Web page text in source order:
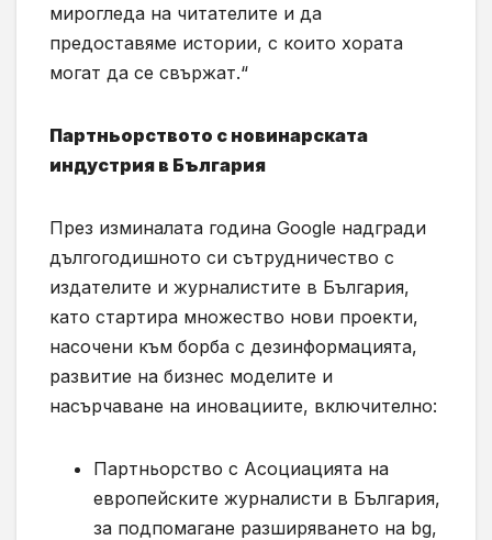
мирогледа на читателите и да
предоставяме истории, с които хората
могат да се свържат.“
Партньорството с новинарската
индустрия в България
През изминалата година Google надгради
дългогодишното си сътрудничество с
издателите и журналистите в България,
като стартира множество нови проекти,
насочени към борба с дезинформацията,
развитие на бизнес моделите и
насърчаване на иновациите, включително:
Партньорство с Асоциацията на
европейските журналисти в България,
за подпомагане разширяването на bg,